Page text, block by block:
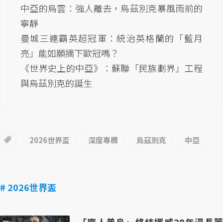
中亞的烏雲：強人離去，烏茲別克暴風雨前的
寧靜
曼城三連霸英超冠軍：統治英格蘭的「藍月
亮」能如願摘下歐冠嗎？
《世界史上的中亞》：蘇聯「民族劃界」工程
與烏茲別克的誕生
2026世界盃 深度專欄 烏茲別克 中亞
# 2026世界盃